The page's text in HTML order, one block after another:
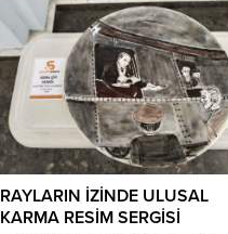
Ortaya çıkma koşulları benzerdir.
Marx, sosyal temel üzerinde yer
alan üstyapı kurumlarından söz
eder. Bu yapı içinde sanat, felsefe,
hukuk, ahlak, bilim gibi din de yer
almaktadır. Düşüncenin...
RAYLARIN İZİNDE ULUSAL
KARMA RESİM SERGİSİ